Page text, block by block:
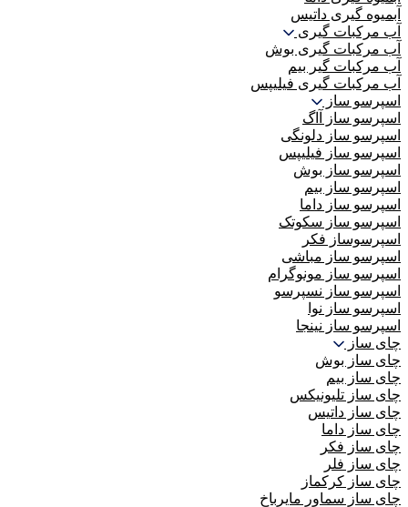
آبمیوه گیری داتیس
آب مرکبات گیری
آب مرکبات گیری بوش
آب مرکبات گیر بیم
آب مرکبات گیری فیلیپس
اسپرسو ساز
اسپرسو ساز آاگ
اسپرسو ساز دلونگی
اسپرسو ساز فیلیپس
اسپرسو ساز بوش
اسپرسو ساز بیم
اسپرسو ساز داما
اسپرسو ساز سکوتک
اسپرسوساز فکر
اسپرسو ساز مباشی
اسپرسو ساز مونوگرام
اسپرسو ساز نسپرسو
اسپرسو ساز نوا
اسپرسو ساز نینجا
چای ساز
چای ساز بوش
چای ساز بیم
چای ساز تلیونیکس
چای ساز داتیس
چای ساز داما
چای ساز فکر
چای ساز فلر
چای ساز کرکماز
چای ساز سماور مایرباخ